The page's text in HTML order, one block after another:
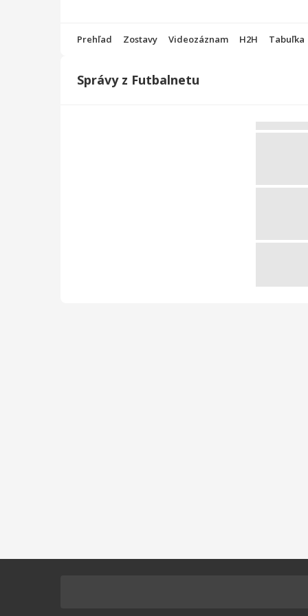
Prehľad Zostavy Videozáznam H2H Tabuľka
Správy z Futbalnetu